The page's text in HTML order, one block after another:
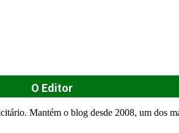
O Editor
Mantém o blog desde 2008, um dos